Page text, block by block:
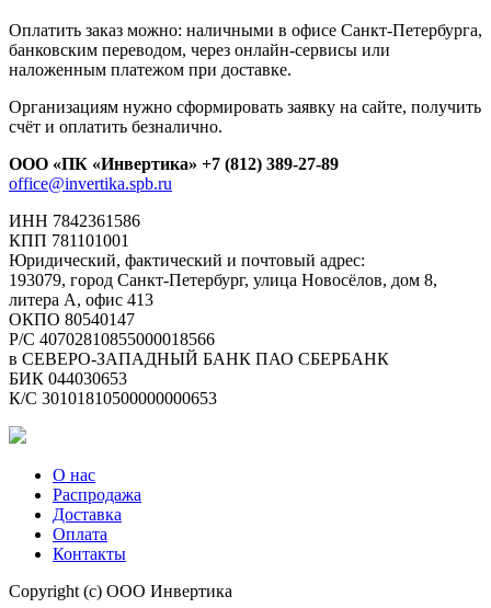
Оплатить заказ можно: наличными в офисе Санкт-Петербурга,
банковским переводом, через онлайн-сервисы или
наложенным платежом при доставке.
Организациям нужно сформировать заявку на сайте, получить
счёт и оплатить безналично.
ООО «ПК «Инвертика» +7 (812) 389-27-89
office@invertika.spb.ru
ИНН 7842361586
КПП 781101001
Юридический, фактический и почтовый адрес:
193079, город Санкт-Петербург, улица Новосёлов, дом 8,
литера А, офис 413
ОКПО 80540147
Р/С 40702810855000018566
в СЕВЕРО-ЗАПАДНЫЙ БАНК ПАО СБЕРБАНК
БИК 044030653
К/С 30101810500000000653
О нас
Распродажа
Доставка
Оплата
Контакты
Copyright (c) ООО Инвертика